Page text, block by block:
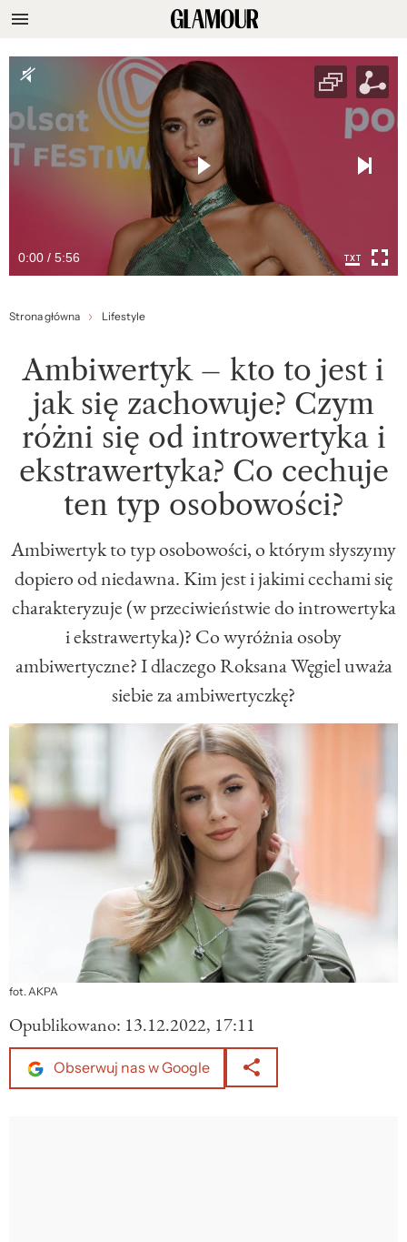
0:00 / 5:56
Strona główna Lifestyle
Ambiwertyk – kto to jest i
jak się zachowuje? Czym
różni się od introwertyka i
ekstrawertyka? Co cechuje
ten typ osobowości?
Ambiwertyk to typ osobowości, o którym słyszymy
dopiero od niedawna. Kim jest i jakimi cechami się
charakteryzuje (w przeciwieństwie do introwertyka
i ekstrawertyka)? Co wyróżnia osoby
ambiwertyczne? I dlaczego Roksana Węgiel uważa
siebie za ambiwertyczkę?
fot. AKPA
Opublikowano: 13.12.2022, 17:11
Obserwuj nas w Google